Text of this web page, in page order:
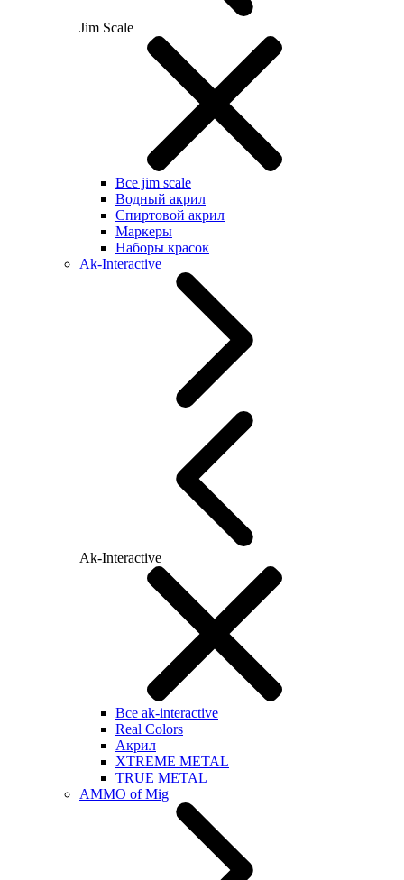
Jim Scale
Все jim scale
Водный акрил
Спиртовой акрил
Маркеры
Наборы красок
Ak-Interactive
Ak-Interactive
Все ak-interactive
Real Colors
Акрил
XTREME METAL
TRUE METAL
AMMO of Mig